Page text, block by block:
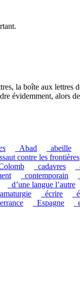
la boîte aux lettres
évidemment, alors
_Abad _abeille
contre les frontières
_cadavres
_contemporain
_d’une langue l’autre
_écrire
_errance _Espagne